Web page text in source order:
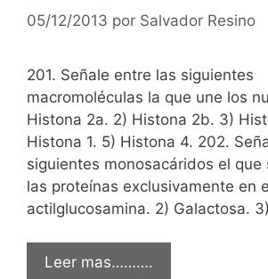
05/12/2013 por Salvador Resino
201. Señale entre las siguientes
macromoléculas la que une los
Histona 2a. 2) Histona 2b. 3)
Histona 1. 5) Histona 4. 202.
siguientes monosacáridos el que
las proteínas exclusivamente en
actilglucosamina. 2) Galactosa.
Leer mas……….